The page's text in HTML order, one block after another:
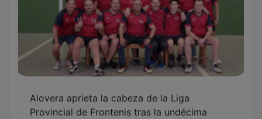
Alovera aprieta la cabeza de la Liga
Provincial de Frontenis tras la undécima